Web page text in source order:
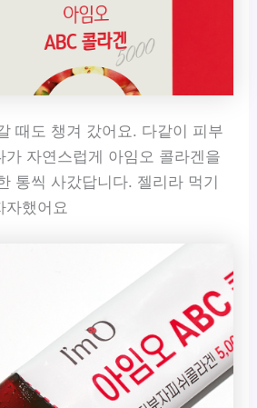
때도 챙겨 갔어요. 다같이 피부
가 자연스럽게 아임오 콜라겐을
통씩 사갔답니다. 젤리라 먹기
자했어요